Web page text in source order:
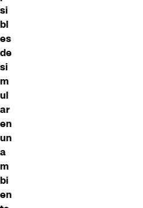
si
bl
es
de
si
m
ul
ar
en
un
a
m
bi
en